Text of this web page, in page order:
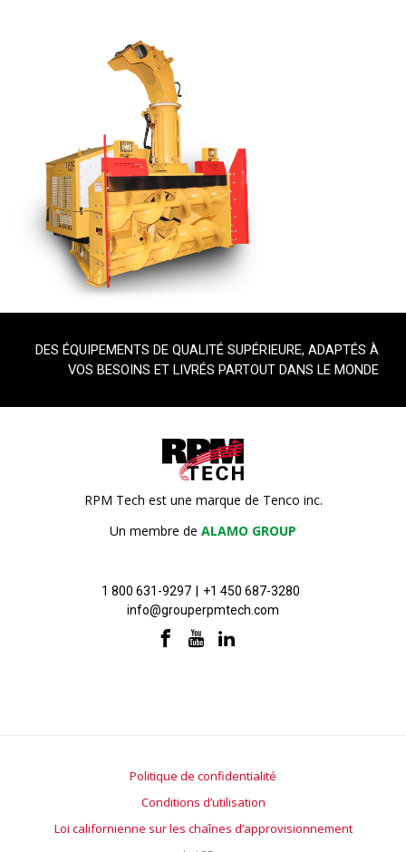
DES ÉQUIPEMENTS DE QUALITÉ SUPÉRIEURE, ADAPTÉS À
VOS BESOINS ET LIVRÉS PARTOUT DANS LE MONDE
RPM Tech est une marque de Tenco inc.
Un membre de ALAMO GROUP
1 800 631-9297
+1 450 687-3280
info@grouperpmtech.com
Politique de confidentialité
Conditions d’utilisation
Loi californienne sur les chaînes d’approvisionnement